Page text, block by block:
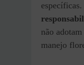
não
manejo